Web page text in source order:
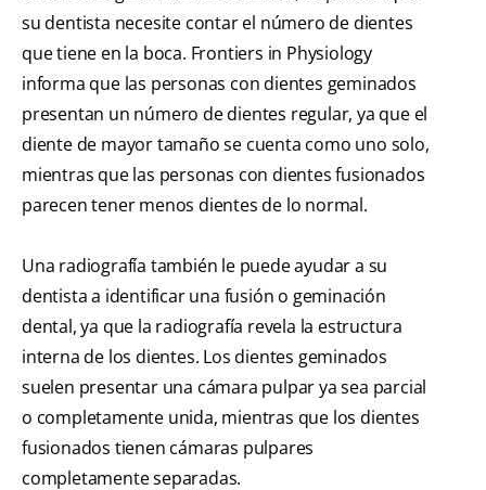
su dentista necesite contar el número de dientes
que tiene en la boca. Frontiers in Physiology
informa que las personas con dientes geminados
presentan un número de dientes regular, ya que el
diente de mayor tamaño se cuenta como uno solo,
mientras que las personas con dientes fusionados
parecen tener menos dientes de lo normal.
Una radiografía también le puede ayudar a su
dentista a identificar una fusión o geminación
dental, ya que la radiografía revela la estructura
interna de los dientes. Los dientes geminados
suelen presentar una cámara pulpar ya sea parcial
o completamente unida, mientras que los dientes
fusionados tienen cámaras pulpares
completamente separadas.